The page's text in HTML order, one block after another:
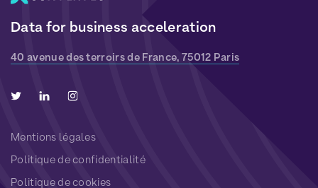
Data for business acceleration
40 avenue des terroirs de France, 75012 Paris
Mentions légales
Politique de confidentialité
Politique de cookies